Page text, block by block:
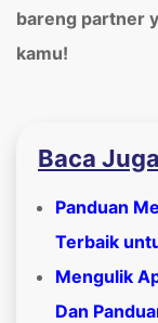
bareng partner
kamu!
Baca
Panduan
Terbaik
Mengulik
Dan